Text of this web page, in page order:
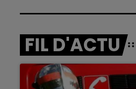
FIL D'ACTU